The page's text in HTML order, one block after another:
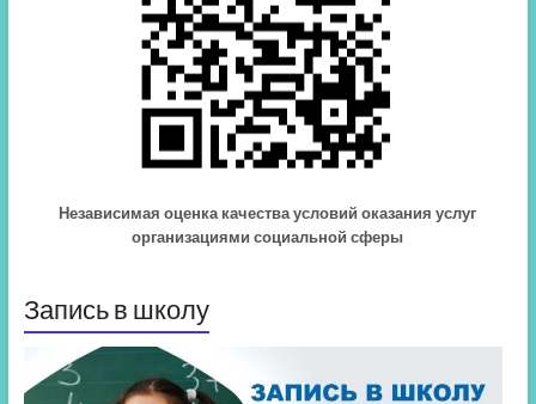
Независимая оценка качества условий оказания услуг
организациями социальной сферы
Запись в школу